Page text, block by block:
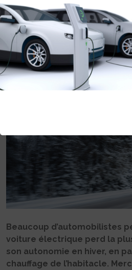
CAMION ÉLECTRIQUE
COMPORTEMENT EN
MERCEDES
Rédigé par Philippe Schwoerer le 26
0 commentaires
Beaucoup d’automobilistes
voiture électrique perd la
son autonomie en hiver, en
chauffage de l’habitacle.